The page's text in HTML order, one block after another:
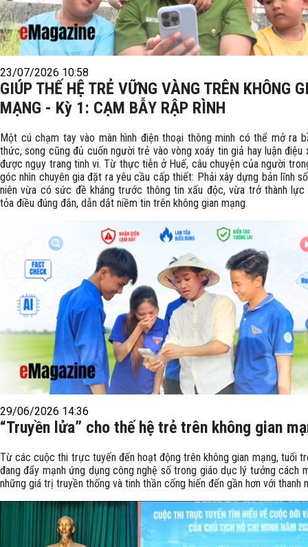
23/07/2026 10:58
GIÚP THẾ HỆ TRẺ VỮNG VÀNG TRÊN KHÔNG
MẠNG - Kỳ 1: CẠM BẪY RẬP RÌNH
Một cú chạm tay vào màn hình điện thoại thông minh có thể mở ra
thức, song cũng đủ cuốn người trẻ vào vòng xoáy tin giả hay luận điệu
được ngụy trang tinh vi. Từ thực tiễn ở Huế, câu chuyện của người
góc nhìn chuyên gia đặt ra yêu cầu cấp thiết: Phải xây dựng bản lĩnh
niên vừa có sức đề kháng trước thông tin xấu độc, vừa trở thành lực
tỏa điều đúng đắn, dẫn dắt niềm tin trên không gian mạng.
29/06/2026 14:36
“Truyền lửa” cho thế hệ trẻ trên không gian
Từ các cuộc thi trực tuyến đến hoạt động trên không gian mạng, tuổi
đang đẩy mạnh ứng dụng công nghệ số trong giáo dục lý tưởng cách
những giá trị truyền thống và tinh thần cống hiến đến gần hơn với thanh